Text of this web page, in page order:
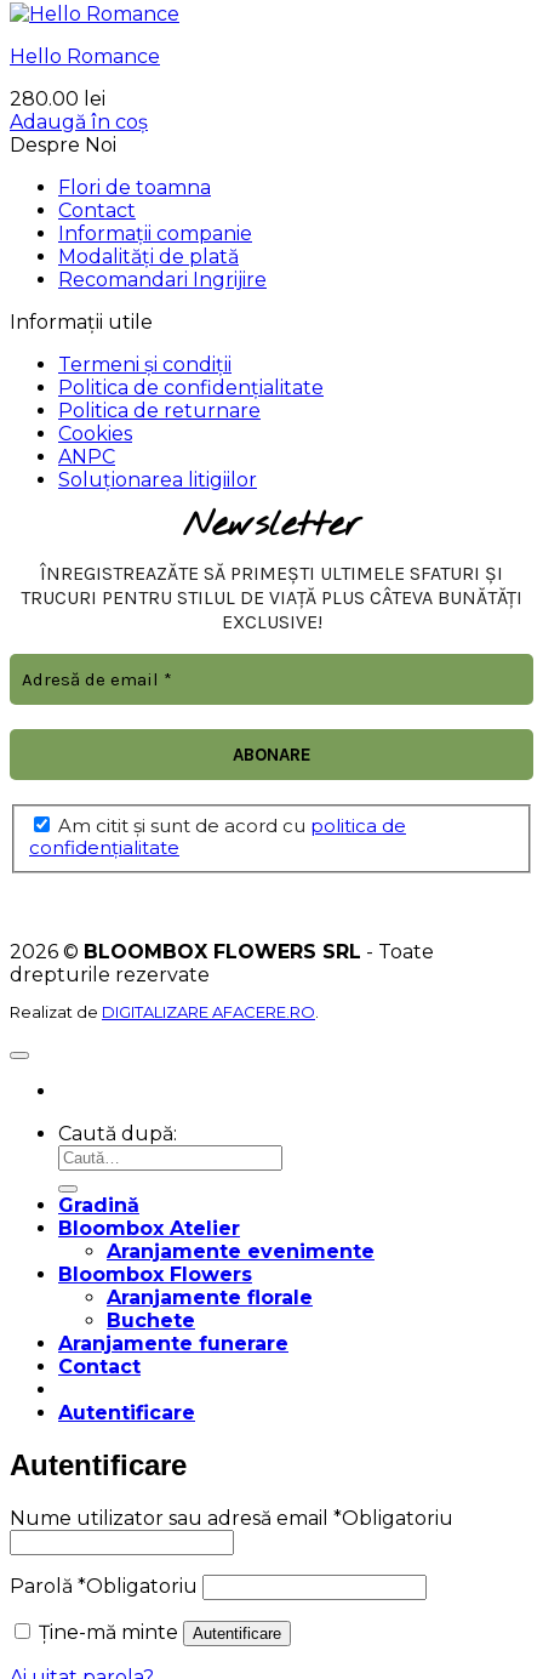
Hello Romance
280.00 lei
Adaugă în coș
Despre Noi
Flori de toamna
Contact
Informații companie
Modalități de plată
Recomandari Ingrijire
Informații utile
Termeni și condiții
Politica de confidențialitate
Politica de returnare
Cookies
ANPC
Soluționarea litigiilor
Newsletter
ÎNREGISTREAZĂTE SĂ PRIMEȘTI ULTIMELE SFATURI ȘI
TRUCURI PENTRU STILUL DE VIAȚĂ PLUS CÂTEVA BUNĂTĂȚI
EXCLUSIVE!
Am citit şi sunt de acord cu politica de
confidențialitate
2026 © BLOOMBOX FLOWERS SRL - Toate
drepturile rezervate
Realizat de DIGITALIZARE AFACERE.RO.
Caută după:
Gradină
Bloombox Atelier
Aranjamente evenimente
Bloombox Flowers
Aranjamente florale
Buchete
Aranjamente funerare
Contact
Autentificare
Autentificare
Nume utilizator sau adresă email *Obligatoriu
Parolă *Obligatoriu
Ține-mă minte
Autentificare